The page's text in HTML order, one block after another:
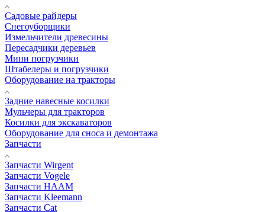
Садовые райдеры
Снегоуборщики
Измельчители древесины
Пересадчики деревьев
Мини погрузчики
Штабелеры и погрузчики
Оборудование на тракторы
Задние навесные косилки
Мульчеры для тракторов
Косилки для экскаваторов
Оборудование для сноса и демонтажа
Запчасти
Запчасти Wirgent
Запчасти Vogele
Запчасти HAAM
Запчасти Kleemann
Запчасти Cat